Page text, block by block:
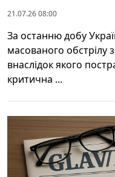
21.07.26 08:00
За останню добу
масованого обстрілу
внаслідок якого
критична ...